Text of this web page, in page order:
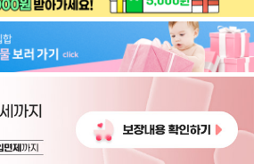
본 약관을 읽고 "동의함" 버튼을 누르면 이
이용희망자의 이용약관 동의 후 이용신청
으로써 성립합니다.
청하는 소정의 가입신청 양식에서 요구
청합니다.
에 기재하는 모든 회원 정보는 실제 데이
제 3자 제공동의 철회 시, 탈퇴시까지
자 : 인카금융서비스 부천점
이용목적 : 보험 상품/서비스 소개 및 상
입권유, 새로운 서비스, 신상품, 이벤트 정
제공 등
: 성명, e-메일, 우편번호, 주소, 휴대폰
보, 성별, 결혼여부
인증, 회원자격 유지·관리, 제한적 본인확
인, 서비스 부정이용 방지, 만14세 미만
정대 리인 동의 여부 확인, 분쟁 조정을
으로 개인정보를 처리합니다.
공 물품배송, 서비스 제공, 콘텐츠 제공, 맞
으로 개인정보를 처리합니다.
용 신규 서비스(제품) 개발 및 맞춤 서비
성 정보 제공 및 참여기회 제공 , 인구통계